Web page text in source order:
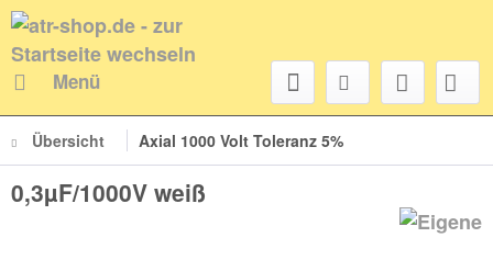
Menü
Übersicht Axial 1000 Volt Toleranz 5%
0,3µF/1000V weiß